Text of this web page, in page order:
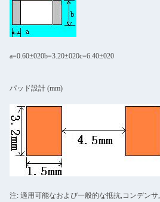
a=0.60±020b=3.20±020c=6.40±020
パッド設計 (mm)
注: 適用可能なおよび一般的な抵抗,コンデンサ